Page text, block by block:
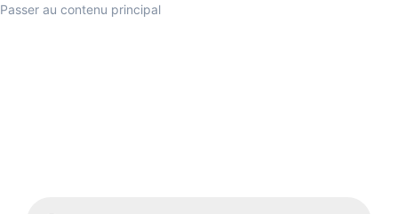
Passer au contenu principal